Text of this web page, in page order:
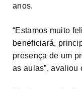
anos.
“Estamos muito
beneficiará,
presença de um
as aulas”, avaliou